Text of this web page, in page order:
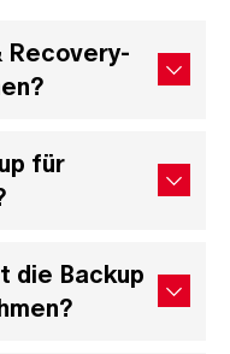
Recovery-
für
die Backup